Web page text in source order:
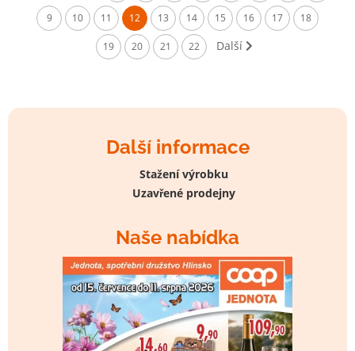
Další informace
Stažení výrobku
Uzavřené prodejny
Naše nabídka
9 10 11 12 13 14 15 16 17 18
19 20 21 22 Další